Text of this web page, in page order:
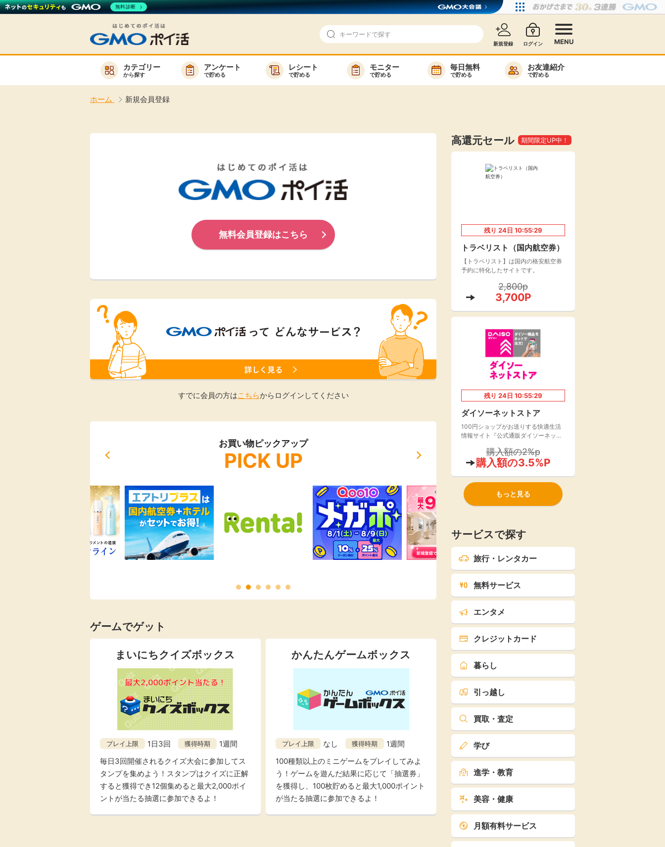
新規登録 ログイン MENU
お知らせ
新着
モニター
ヘルプセンター
カテゴリー
から探す
アンケート
で貯める
レシート
で貯める
モニター
で貯める
毎日無料
で貯める
お友達紹介
で貯める
ホーム 新規会員登録
サービスから検索
楽天証券
340P
楽天ビューティ
購入額の0.7%P
楽天24
購入額の1%P 購入額の1%P 購入額の1%P
楽天toto【無料利
楽天レシピ
100P
カテゴリーから検索
アンケート レシ活
ポイ活
お得情報
（貯まる・使えるお店）
キャンペーン
情報
無料会員登録はこちら
すでに会員の方はこちらからログインしてください
お買い物ピックアップ
PICK UP
ゲームでゲット
まいにちクイズボックス
プレイ上限 1日3回 獲得時期
1週間
毎日3回開催されるクイズ大会に参加してス
タンプを集めよう！スタンプはクイズに正解
すると獲得でき12個集めると最大2,000ポイ
ントが当たる抽選に参加できるよ！
かんたんゲームボックス
プレイ上限 なし 獲得時期
1週間
100種類以上のミニゲームをプレイしてみよ
う！ゲームを遊んだ結果に応じて「抽選券」
を獲得し、100枚貯めると最大1,000ポイント
が当たる抽選に参加できるよ！
高還元セール 期間限定UP中！
残り 24日 10:55:28
トラベリスト（国内航空券）
【トラベリスト】は国内の格安航空券
予約に特化したサイトです。
2,800p
3,700P
残り 24日 10:55:28
ダイソーネットストア
100円ショップがお送りする快適生活
情報サイト『公式通販ダイソーネット
購入額の2%p
購入額の3.5%P
もっと見る
サービスで探す
旅行・レンタカー
無料サービス
エンタメ
クレジットカード
暮らし
引っ越し
買取・査定
学び
進学・教育
美容・健康
月額有料サービス
無料診断